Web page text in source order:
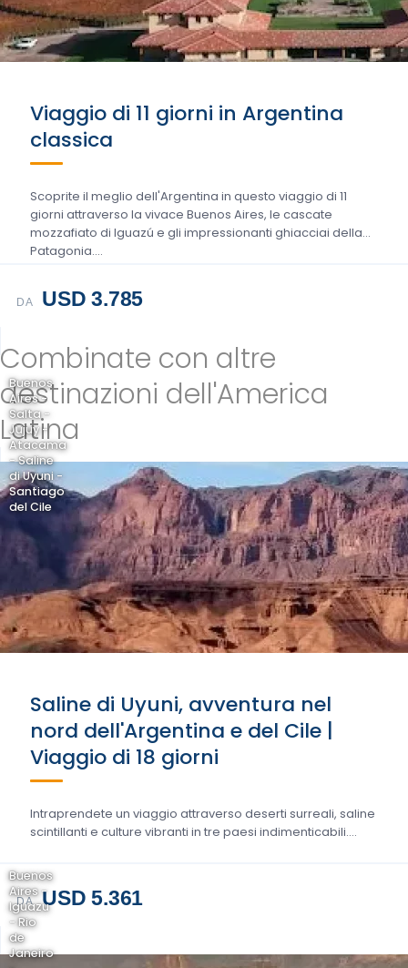
Viaggio di 11 giorni in Argentina
classica
Scoprite il meglio dell'Argentina in questo viaggio di 11
giorni attraverso la vivace Buenos Aires, le cascate
mozzafiato di Iguazú e gli impressionanti ghiacciai della
Patagonia....
DA USD 3.785
Combinate con altre
destinazioni dell'America
Latina
Buenos
Aires -
Salta -
Jujuy -
Atacama
- Saline
di Uyuni -
Santiago
del Cile
Saline di Uyuni, avventura nel
nord dell'Argentina e del Cile |
Viaggio di 18 giorni
Intraprendete un viaggio attraverso deserti surreali, saline
scintillanti e culture vibranti in tre paesi indimenticabili....
DA USD 5.361
Buenos
Aires -
Iguazu
- Rio
de
Janeiro